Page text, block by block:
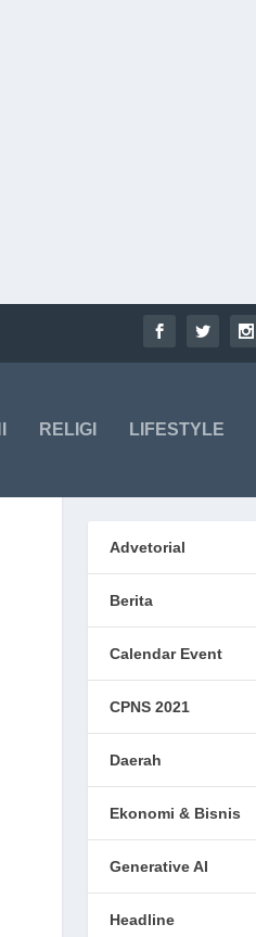
RELIGI LIFESTYLE
Advetorial
Berita
Calendar Event
CPNS 2021
Daerah
Ekonomi & Bisnis
Generative AI
Headline